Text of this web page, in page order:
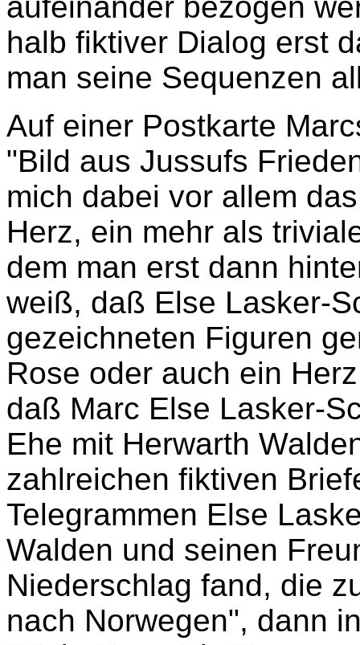
halb fiktiver Dialog erst
man seine Sequenzen
Auf einer Postkarte
"Bild aus Jussufs
mich dabei vor allem
Herz, ein mehr als
dem man erst dann
weiß, daß Else Lasker-
gezeichneten Figuren
Rose oder auch ein
daß Marc Else Lasker-
Ehe mit Herwarth
zahlreichen fiktiven
Telegrammen Else
Walden und seinen
Niederschlag fand, die
nach Norwegen", dann